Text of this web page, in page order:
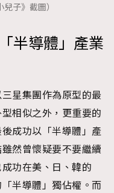
子》截圖）
半導體」產業
星集團作為原型的最
相似之外，更重要的
成功以「半導體」產
然曾懷疑要不要繼續
功在美、日、韓的
半導體」獨佔權。而